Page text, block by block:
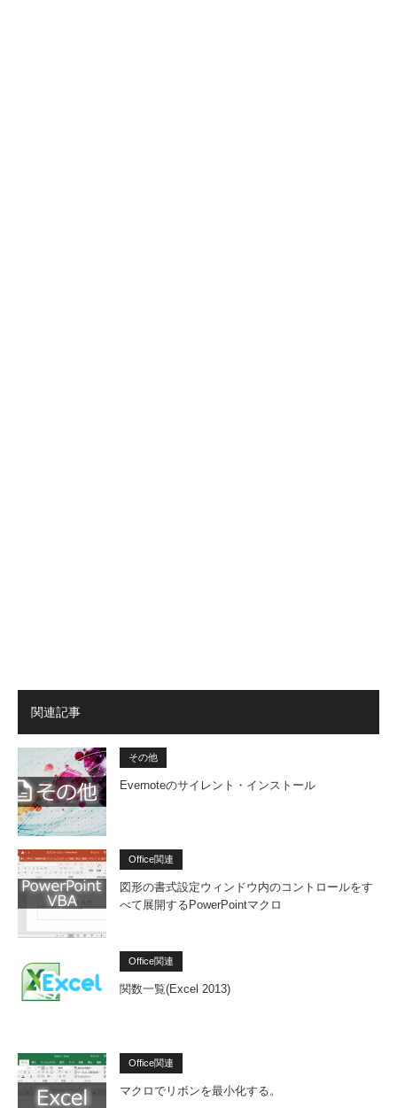
関連記事
その他
Evernoteのサイレント・インストール
Office関連
図形の書式設定ウィンドウ内のコントロールをす
べて展開するPowerPointマクロ
Office関連
関数一覧(Excel 2013)
Office関連
マクロでリボンを最小化する。